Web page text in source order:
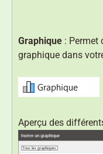
Graphique : Permet
graphique dans
Aperçu des